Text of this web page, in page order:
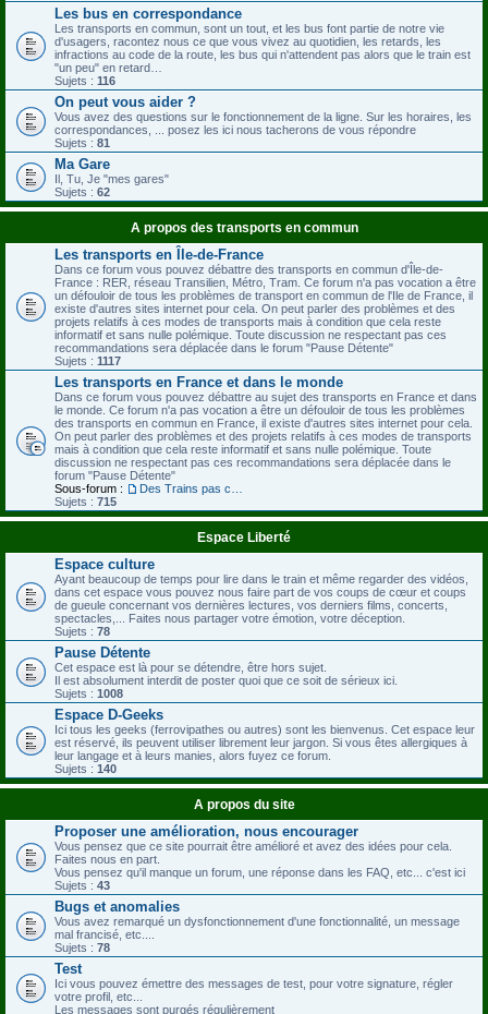
Les bus en correspondance
Les transports en commun, sont un tout, et les bus font partie de notre vie
d'usagers, racontez nous ce que vous vivez au quotidien, les retards, les
infractions au code de la route, les bus qui n'attendent pas alors que le train est
"un peu" en retard…
Sujets : 116
On peut vous aider ?
Vous avez des questions sur le fonctionnement de la ligne. Sur les horaires, les
correspondances, ... posez les ici nous tacherons de vous répondre
Sujets : 81
Ma Gare
Il, Tu, Je "mes gares"
Sujets : 62
A propos des transports en commun
Les transports en Île-de-France
Dans ce forum vous pouvez débattre des transports en commun d'Île-de-
France : RER, réseau Transilien, Métro, Tram. Ce forum n'a pas vocation a être
un défouloir de tous les problèmes de transport en commun de l'Ile de France, il
existe d'autres sites internet pour cela. On peut parler des problèmes et des
projets relatifs à ces modes de transports mais à condition que cela reste
informatif et sans nulle polémique. Toute discussion ne respectant pas ces
recommandations sera déplacée dans le forum "Pause Détente"
Sujets : 1117
Les transports en France et dans le monde
Dans ce forum vous pouvez débattre au sujet des transports en France et dans
le monde. Ce forum n'a pas vocation a être un défouloir de tous les problèmes
des transports en commun en France, il existe d'autres sites internet pour cela.
On peut parler des problèmes et des projets relatifs à ces modes de transports
mais à condition que cela reste informatif et sans nulle polémique. Toute
discussion ne respectant pas ces recommandations sera déplacée dans le
forum "Pause Détente"
Sous-forum :
Sujets : 715
Espace Liberté
Espace culture
Ayant beaucoup de temps pour lire dans le train et même regarder des vidéos,
dans cet espace vous pouvez nous faire part de vos coups de cœur et coups
de gueule concernant vos dernières lectures, vos derniers films, concerts,
spectacles,... Faites nous partager votre émotion, votre déception.
Sujets : 78
Pause Détente
Cet espace est là pour se détendre, être hors sujet.
Il est absolument interdit de poster quoi que ce soit de sérieux ici.
Sujets : 1008
Espace D-Geeks
Ici tous les geeks (ferrovipathes ou autres) sont les bienvenus. Cet espace leur
est réservé, ils peuvent utiliser librement leur jargon. Si vous êtes allergiques à
leur langage et à leurs manies, alors fuyez ce forum.
Sujets : 140
A propos du site
Proposer une amélioration, nous encourager
Vous pensez que ce site pourrait être amélioré et avez des idées pour cela.
Faites nous en part.
Vous pensez qu'il manque un forum, une réponse dans les FAQ, etc... c'est ici
Sujets : 43
Bugs et anomalies
Vous avez remarqué un dysfonctionnement d'une fonctionnalité, un message
mal francisé, etc....
Sujets : 78
Test
Ici vous pouvez émettre des messages de test, pour votre signature, régler
votre profil, etc...
Les messages sont purgés régulièrement